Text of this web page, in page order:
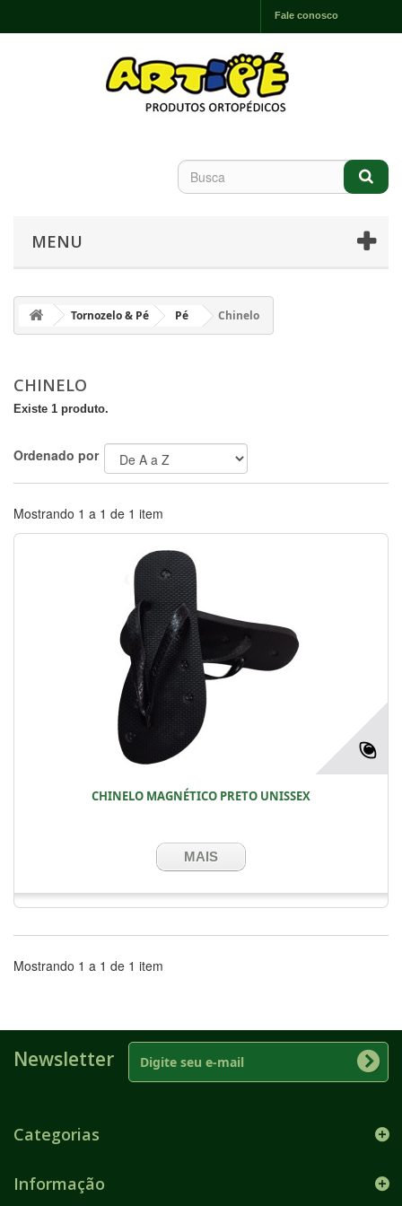
Fale conosco
MENU
Tornozelo & Pé Pé Chinelo
CHINELO
Existe 1 produto.
Ordenado por
Mostrando 1 a 1 de 1 item
CHINELO MAGNÉTICO PRETO UNISSEX
MAIS
Mostrando 1 a 1 de 1 item
Newsletter
Categorias
Informação